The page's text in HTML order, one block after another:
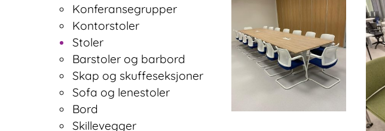
Konferansegrupper
Kontorstoler
Stoler
Barstoler og barbord
Skap og skuffeseksjoner
Sofa og lenestoler
Bord
Skillevegger